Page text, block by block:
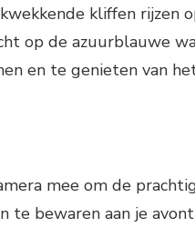
kliffen rijzen
op de azuurblauwe
en te genieten van
mee om de
te bewaren aan je